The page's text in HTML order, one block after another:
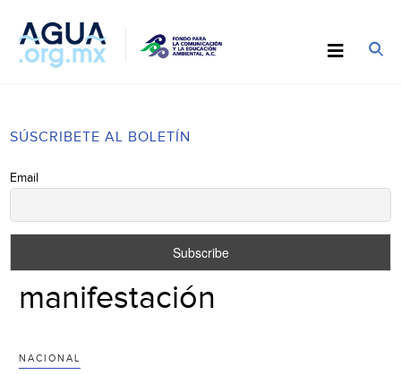
SÚSCRIBETE AL BOLETÍN
Email
manifestación
NACIONAL